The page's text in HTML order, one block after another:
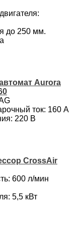
до 250 мм.
Aurora
ток: 160 А
220 В
CrossAir
600 л/мин
5,5 кВт